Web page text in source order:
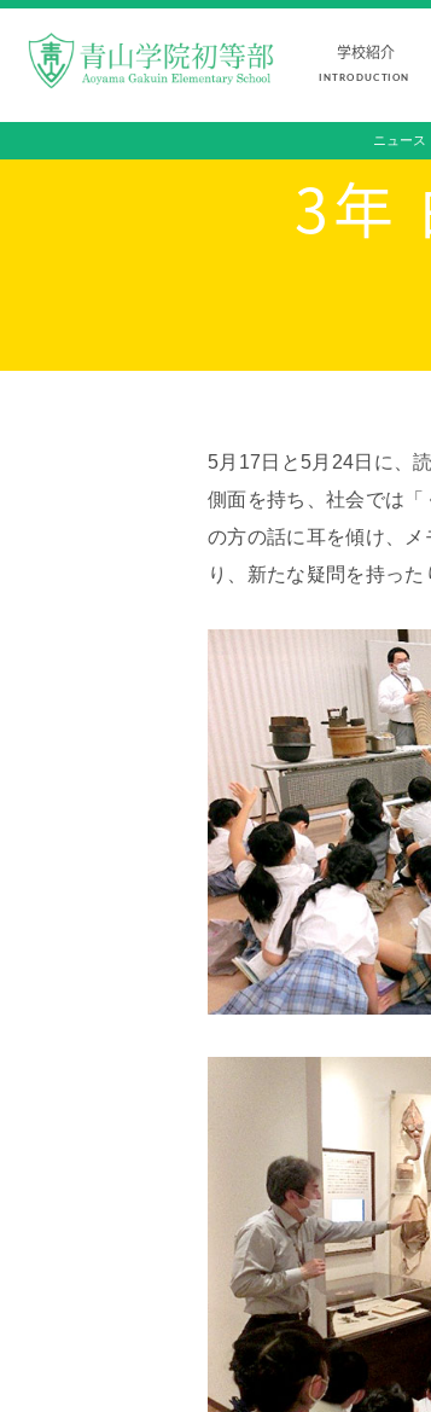
学校紹介
INTRODUCTION
教育理念・目標
初等部の学
ICTを活用
ニュース
3年
5月17日と5月24日に、
側面を持ち、社会では
の方の話に耳を傾け、
り、新たな疑問を持った